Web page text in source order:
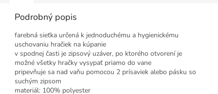
Podrobný popis
farebná sieťka určená k jednoduchému a hygienickému
uschovaniu hračiek na kúpanie
v spodnej časti je zipsový uzáver, po ktorého otvorení je
možné všetky hračky vysypať priamo do vane
pripevňuje sa nad vaňu pomocou 2 prísaviek alebo pásku so
suchým zipsom
materiál: 100% polyester